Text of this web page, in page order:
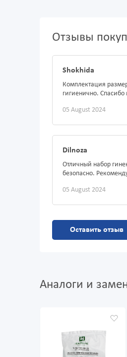
Отзывы
Shokhida
Комплектация
гигиенично. Спасибо
05 August 2024
Dilnoza
Отличный набор
безопасно.
05 August 2024
Оставить отзыв
Аналоги и